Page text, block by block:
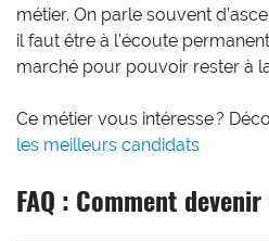
métier. On parle souvent
il faut être à l’écoute
marché pour pouvoir rester à
Ce métier vous intéresse ?
les meilleurs candidats
FAQ : Comment